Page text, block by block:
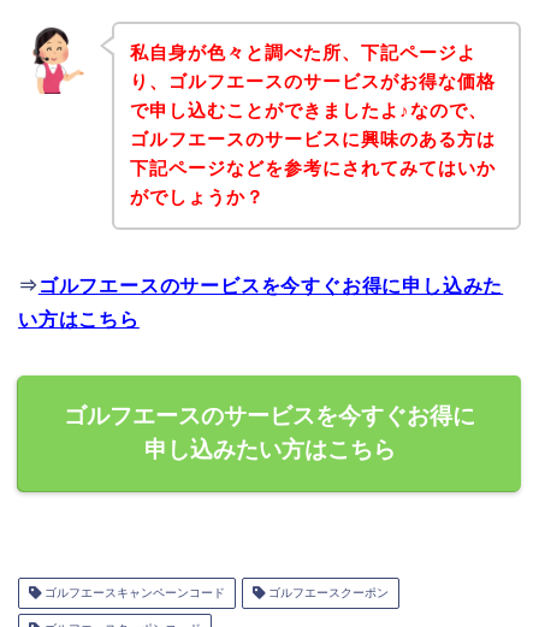
私自身が色々と調べた所、下記ページよ
り、ゴルフエースのサービスがお得な価格
で申し込むことができましたよ♪なので、
ゴルフエースのサービスに興味のある方は
下記ページなどを参考にされてみてはいか
がでしょうか？
⇒ ゴルフエースのサービスを今すぐお得に申し込みた
い方はこちら
ゴルフエースのサービスを今すぐお得に
申し込みたい方はこちら
ゴルフエースキャンペーンコード ゴルフエースクーポン